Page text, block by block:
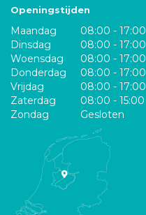
Openingstijden
Maandag
08:00 - 17:00
Dinsdag
08:00 - 17:00
Woensdag
08:00 - 17:00
Donderdag
08:00 - 17:00
Vrijdag
08:00 - 17:00
Zaterdag
08:00 - 15:00
Zondag
Gesloten